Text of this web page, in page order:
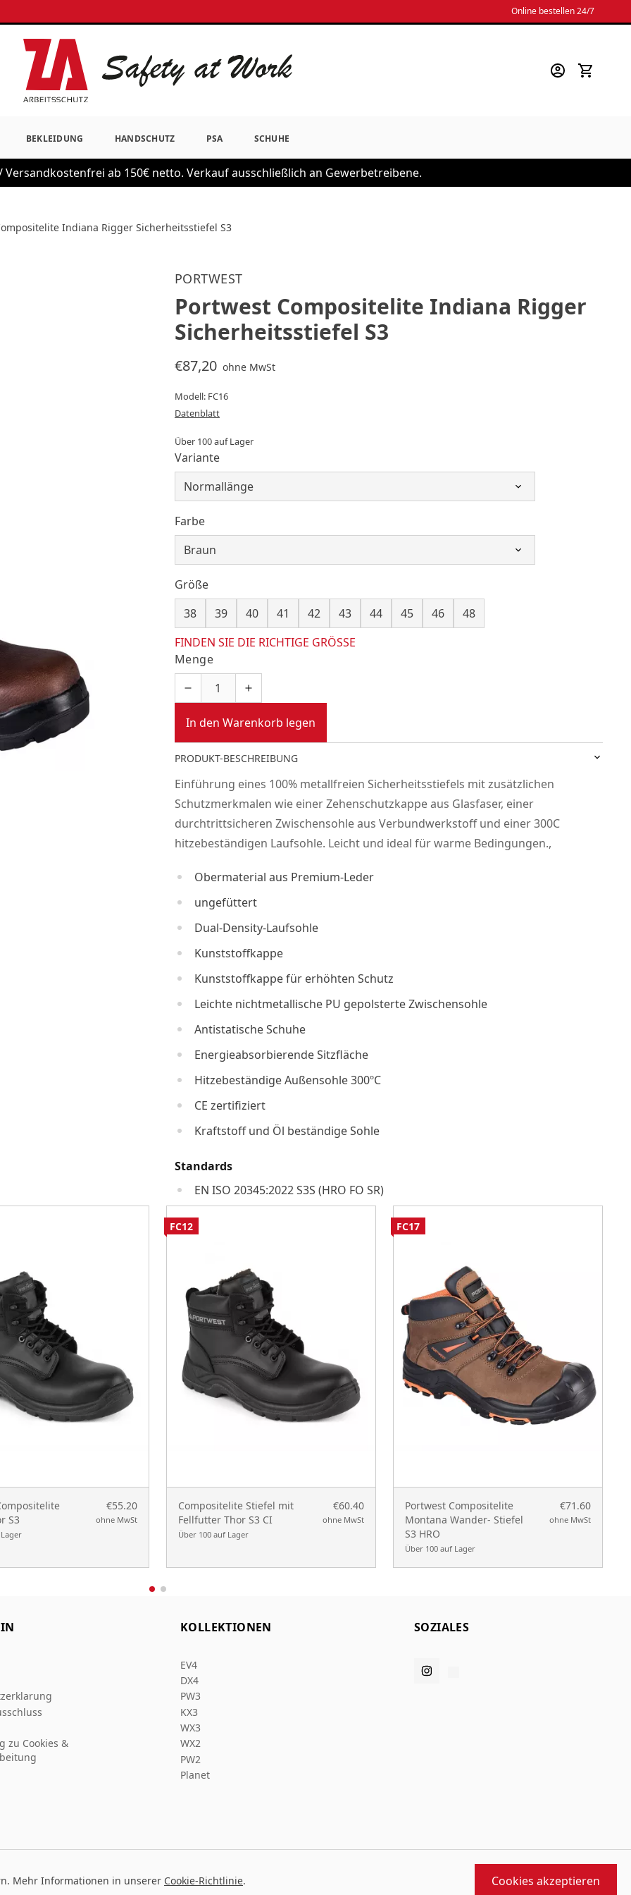
Online bestellen 24/7
BEKLEIDUNG HANDSCHUTZ PSA SCHUHE
Versandkostenfrei ab 150€ netto. Verkauf ausschließlich an Gewerbetreibene.
Indiana Rigger Sicherheitsstiefel S3
PORTWEST
Portwest Compositelite Indiana Rigger
Sicherheitsstiefel S3
€87,20 ohne MwSt
Modell: FC16
Datenblatt
Über 100 auf Lager
Variante
Farbe
Größe
38
39 40 41 42 43 44 45 46
48
FINDEN SIE DIE RICHTIGE GRÖSSE
Menge
In den Warenkorb legen
PRODUKT-BESCHREIBUNG
Einführung eines 100% metallfreien Sicherheitsstiefels mit zusätzlichen
Schutzmerkmalen wie einer Zehenschutzkappe aus Glasfaser, einer
durchtrittsicheren Zwischensohle aus Verbundwerkstoff und einer 300C
hitzebeständigen Laufsohle. Leicht und ideal für warme Bedingungen.,
Obermaterial aus Premium-Leder
ungefüttert
Dual-Density-Laufsohle
Kunststoffkappe
Kunststoffkappe für erhöhten Schutz
Leichte nichtmetallische PU gepolsterte Zwischensohle
Antistatische Schuhe
Energieabsorbierende Sitzfläche
Hitzebeständige Außensohle 300ºC
CE zertifiziert
Kraftstoff und Öl beständige Sohle
Standards
EN ISO 20345:2022 S3S (HRO FO SR)
S3
€55.20
ohne MwSt
Compositelite Stiefel mit
Fellfutter Thor S3 CI
Über 100 auf Lager
€60.40
ohne MwSt
FC12
Portwest Compositelite
Montana Wander- Stiefel
S3 HRO
Über 100 auf Lager
€71.60
ohne MwSt
FC17
zu Cookies &
KOLLEKTIONEN
EV4
DX4
PW3
KX3
WX3
WX2
PW2
Planet
SOZIALES
angetrieben von
Mehr Informationen in unserer Cookie-Richtlinie. Cookies akzeptieren